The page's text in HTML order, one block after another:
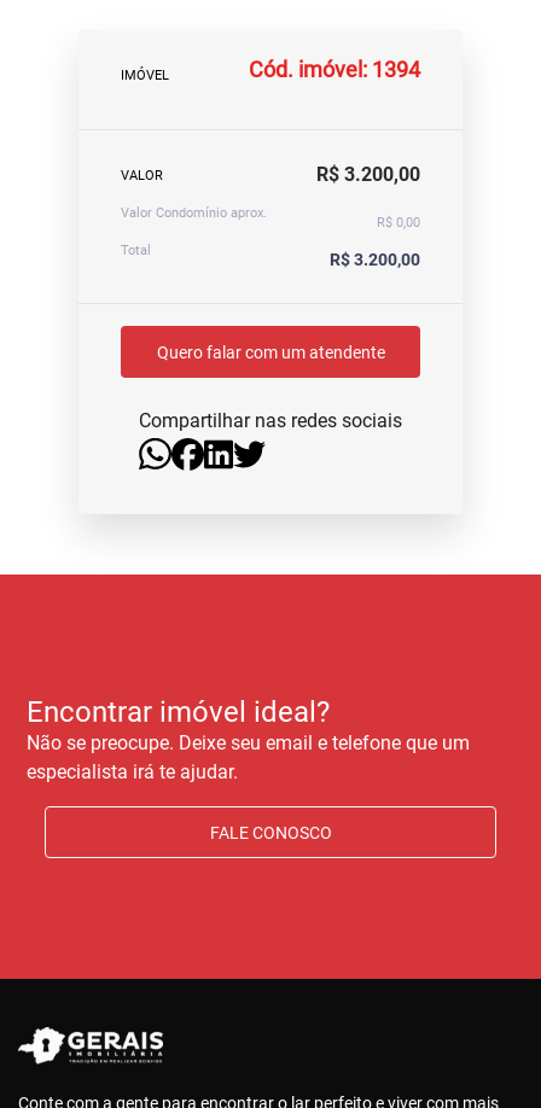
IMÓVEL Cód. imóvel: 1394
VALOR R$ 3.200,00
Valor Condomínio aprox.
R$ 0,00
Total
R$ 3.200,00
Quero falar com um atendente
Compartilhar nas redes sociais
Encontrar imóvel ideal?
Não se preocupe. Deixe seu email e telefone que um
especialista irá te ajudar.
FALE CONOSCO
Conte com a gente para encontrar o lar perfeito e viver com mais